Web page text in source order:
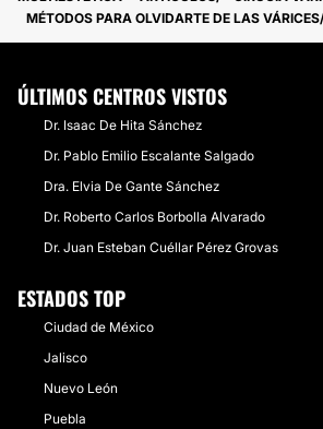
MÉTODOS PARA OLVIDARTE DE LAS VÁRICES
ÚLTIMOS CENTROS VISTOS
Dr. Isaac De Hita Sánchez
Dr. Pablo Emilio Escalante Salgado
Dra. Elvia De Gante Sánchez
Dr. Roberto Carlos Borbolla Alvarado
Dr. Juan Esteban Cuéllar Pérez Grovas
ESTADOS TOP
Ciudad de México
Jalisco
Nuevo León
Puebla